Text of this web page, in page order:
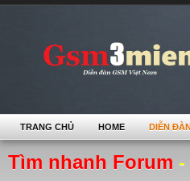
Tìm nhanh Forum -
TRANG CHỦ HOME DIỄN